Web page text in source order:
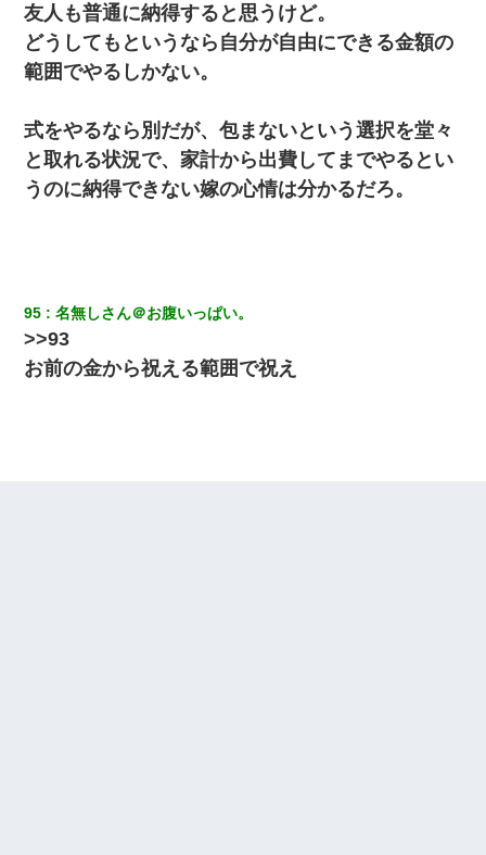
旦那が長男のDNA鑑定をしたら血縁関係0%だった。旦那「やっぱ
りウワキしてたんだな…」長男「俺は誰の子供なの？」長女・次
男「ウワキ女！」
い」私「変だなあ～なにも臭わないよ」→ その後。警察『絶対に
窓とドアを開けないで』
【悲報】姉と入浴中に大きくなってしまった結果ｗｗｗｗｗｗｗ
小学生の息子が急に様子がおかしくなった。私「理由を聞いても
『わかんない！』って怒鳴り付けてくるし、困っってる」旦那
「話してみるよ」→ 後日・・・
友人も普通に納得すると思うけど。
どうしてもというなら自分が自由にできる金額の
範囲でやるしかない。
式をやるなら別だが、包まないという選択を堂々
と取れる状況で、家計から出費してまでやるとい
うのに納得できない嫁の心情は分かるだろ。
95 名無しさん＠お腹いっぱい。
>>93
お前の金から祝える範囲で祝え